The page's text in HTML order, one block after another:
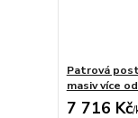
Patrová
masiv více
7 716 Kč/